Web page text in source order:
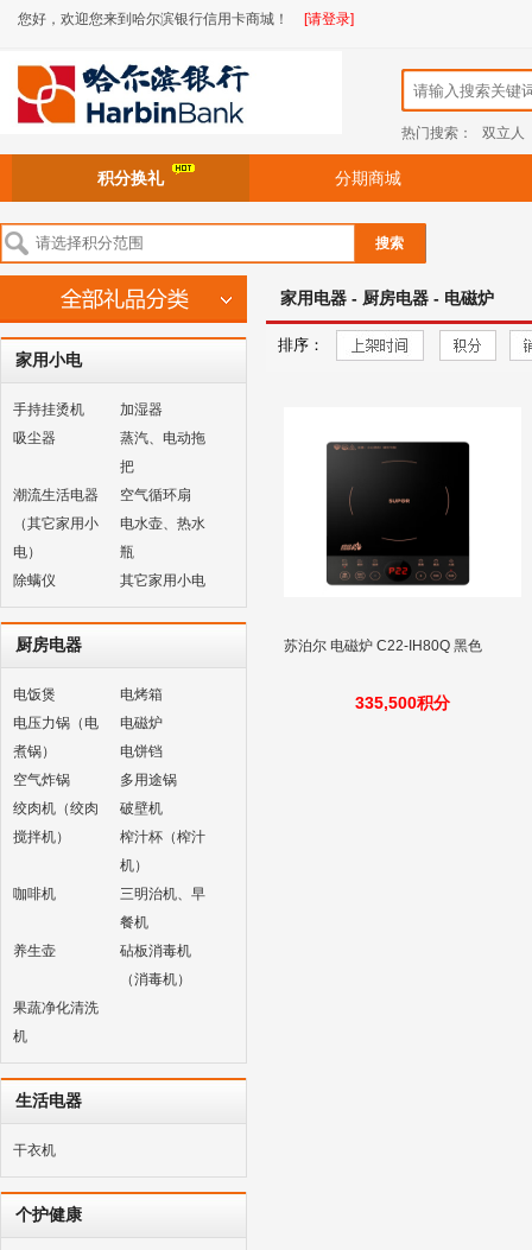
您好，欢迎您来到哈尔滨银行信用卡商城！ [请登录]
热门搜索： 双立人
积分换礼 分期商城
搜索
家用小电
手持挂烫机
加湿器
吸尘器
蒸汽、电动拖
把
潮流生活电器
（其它家用小
电）
空气循环扇
电水壶、热水
瓶
除螨仪
其它家用小电
厨房电器
电饭煲
电烤箱
电压力锅（电
煮锅）
电磁炉
电饼铛
空气炸锅
多用途锅
绞肉机（绞肉
搅拌机）
破壁机
榨汁杯（榨汁
机）
咖啡机
三明治机、早
餐机
养生壶
砧板消毒机
（消毒机）
果蔬净化清洗
机
生活电器
干衣机
个护健康
家用电器 - 厨房电器 - 电磁炉
排序：
苏泊尔 电磁炉 C22-IH80Q 黑色
335,500积分